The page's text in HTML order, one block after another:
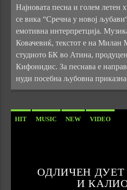
Најновата песна и голем летен
се вика “Сречна у новој
емотивна интерпретција.
Ковачевиќ, текстот е на
студиото БК во Атина,
Кифонидис. За песнава е
нуди посебна љубовна
HIT MUSIC NEW VIDEO
ОДЛИЧЕН
И